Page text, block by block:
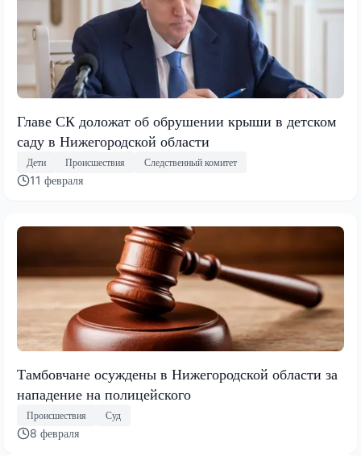
Главе СК доложат об обрушении крыши в детском
саду в Нижегородской области
Дети Происшествия Следственный комитет
11 февраля
Тамбовчане осуждены в Нижегородской области за
нападение на полицейского
Происшествия Суд
8 февраля